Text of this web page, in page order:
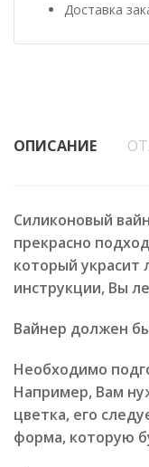
Доставка
ОПИСАНИЕ
Силиконовый
прекрасно
который
инструкции, Вы
Вайнер должен
Необходимо
Например, Вам
цветка, его
форма, которую